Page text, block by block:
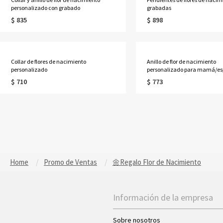
personalizado con grabado
$ 835
grabadas
$ 898
Collar de flores de nacimiento
personalizado
$ 710
Anillo de flor de nacimiento
personalizado para mamá/
$ 773
Home Promo de Ventas 🌼Regalo Flor de Nacimiento
Información de la empresa
Sobre nosotros